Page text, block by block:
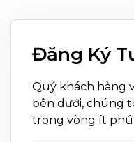
Đăng Ký
Quý khách hàng
bên dưới, chúng
trong vòng ít